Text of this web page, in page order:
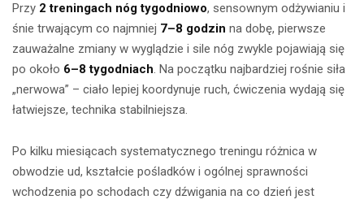
Przy 2 treningach nóg tygodniowo, sensownym odżywianiu i
śnie trwającym co najmniej 7–8 godzin na dobę, pierwsze
zauważalne zmiany w wyglądzie i sile nóg zwykle pojawiają się
po około 6–8 tygodniach. Na początku najbardziej rośnie siła
„nerwowa” – ciało lepiej koordynuje ruch, ćwiczenia wydają się
łatwiejsze, technika stabilniejsza.
Po kilku miesiącach systematycznego treningu różnica w
obwodzie ud, kształcie pośladków i ogólnej sprawności
wchodzenia po schodach czy dźwigania na co dzień jest